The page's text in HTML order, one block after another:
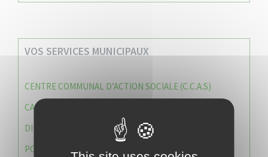
VOS SERVICES MUNICIPAUX
CENTRE COMMUNAL D’ACTION SOCIALE (C.C.A.S)
CAISSE DES ÉCOLES
DIRECTION DES SERVICES TECHNIQUES
POLICE MUNICIPALE